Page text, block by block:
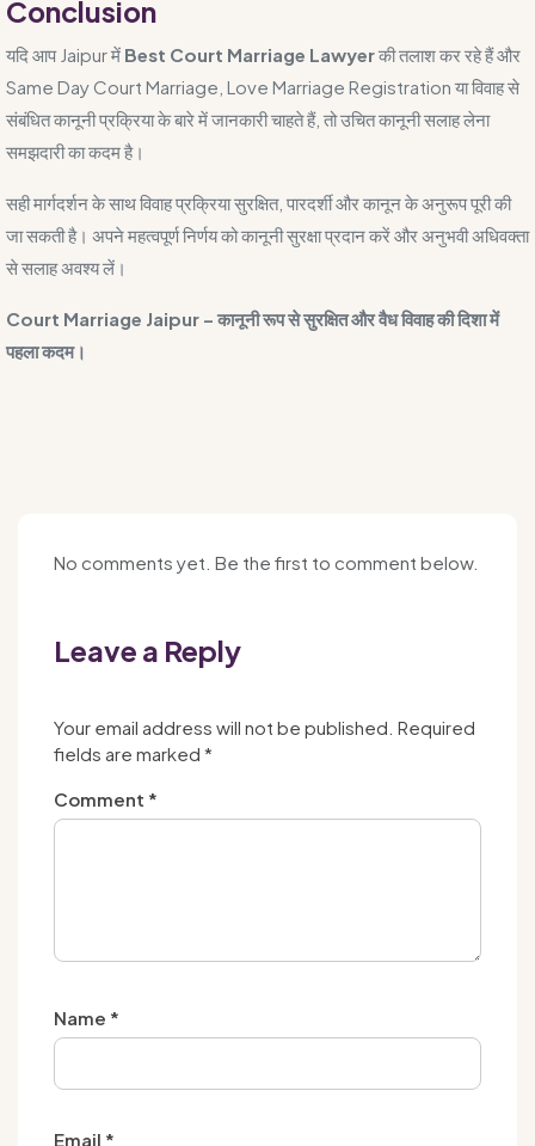
Conclusion
यदि आप Jaipur में Best Court Marriage Lawyerकी तलाश कर रहे हैं और
Same Day Court Marriage, Love Marriage Registration या विवाह से
संबंधित कानूनी प्रक्रिया के बारे में जानकारी चाहते हैं, तो उचित कानूनी सलाह लेना
समझदारी का कदम है।
सही मार्गदर्शन के साथ विवाह प्रक्रिया सुरक्षित, पारदर्शी और कानून के अनुरूप पूरी की
जा सकती है। अपने महत्वपूर्ण निर्णय को कानूनी सुरक्षा प्रदान करें और अनुभवी अधिवक्ता
से सलाह अवश्य लें।
Court Marriage Jaipur – कानूनी रूप से सुरक्षित और वैध विवाह की दिशा में
पहला कदम।
No comments yet. Be the first to comment below.
Leave a Reply
Your email address will not be published. Required
fields are marked *
Comment *
Name *
Email *